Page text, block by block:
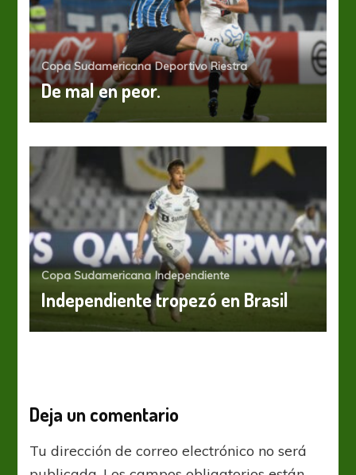
Copa Sudamericana Deportivo Riestra
De mal en peor.
Copa Sudamericana Independiente
Independiente tropezó en Brasil
Deja un comentario
Tu dirección de correo electrónico no será